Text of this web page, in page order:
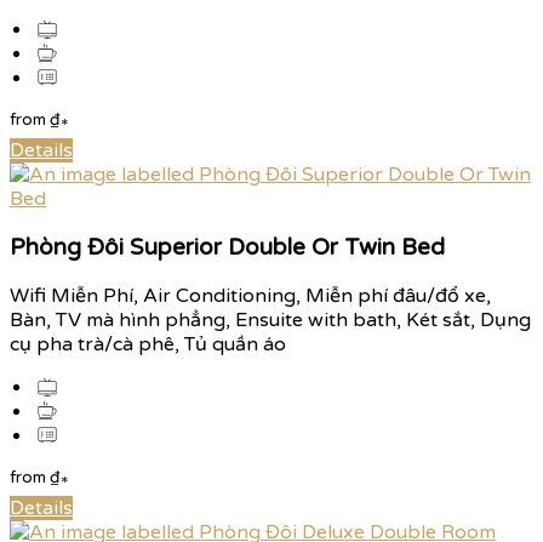
from ₫*
Details
Phòng Đôi Superior Double Or Twin Bed
Wifi Miễn Phí, Air Conditioning, Miễn phí đâu/đổ xe,
Bàn, TV mà hình phẳng, Ensuite with bath, Két sắt, Dụng
cụ pha trà/cà phê, Tủ quần áo
from ₫*
Details